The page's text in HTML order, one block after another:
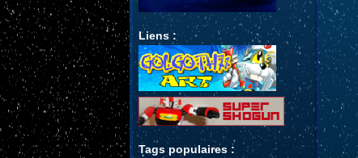
Liens :
Tags populaires :